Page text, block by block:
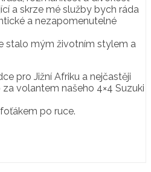
a skrze mé služby bych ráda
a nezapomenutelné
stalo mým životním stylem a
pro Jižní Afriku a nejčastěji
volantem našeho 4×4 Suzuki
po ruce.